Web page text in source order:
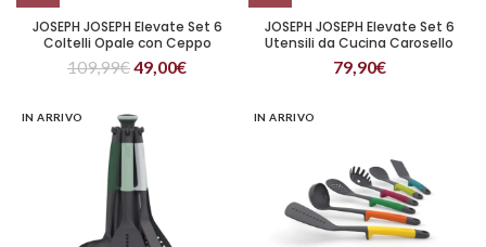
JOSEPH JOSEPH Elevate Set 6
Coltelli Opale con Ceppo
Girevole
109,99€49,00€
JOSEPH JOSEPH Elevate Set 6
Utensili da Cucina Carosello
Multicolore
79,90€
IN ARRIVO IN ARRIVO